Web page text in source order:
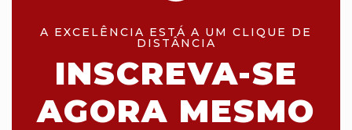
A EXCELÊNCIA ESTÁ A UM CLIQUE DE
DISTÂNCIA
INSCREVA-SE
AGORA MESMO